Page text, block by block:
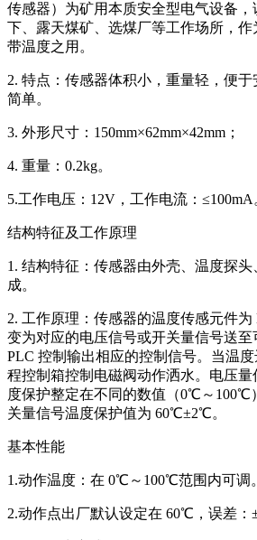
传感器）为矿用本质安全型电气设备
下、露天煤矿、选煤厂等工作场所，
带温度之用。
2. 特点：传感器体积小，重量轻，便
简单。
3. 外形尺寸：150mm×62mm×42mm；
4. 重量：0.2kg。
5.工作电压：12V，工作电流：≤100mA
结构特征及工作原理
1. 结构特征：传感器由外壳、温度探头
成。
2. 工作原理：传感器的温度传感元件
变为对应的电压信号或开关量信号送
PLC 控制输出相应的控制信号。当温
程控制箱控制电磁阀动作洒水。电压
度保护整定在不同的数值（0℃～100℃
关量信号温度保护值为 60℃±2℃。
基本性能
1.动作温度：在 0℃～100℃范围内可调。
2.动作点出厂默认设定在 60℃，误差：